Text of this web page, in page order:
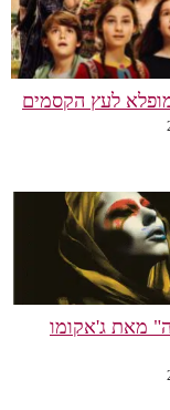
לעץ הקסמים
ג'אקומו